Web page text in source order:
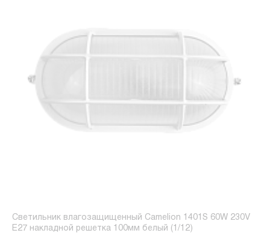
Светильник влагозащищенный Camelion 1401S 60W 230V
E27 накладной решетка 100мм белый (1/12)